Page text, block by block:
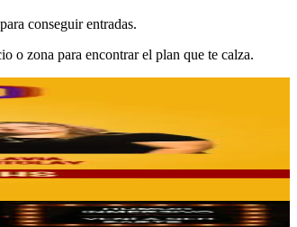
conseguir entradas.
o zona para encontrar el plan que te calza.